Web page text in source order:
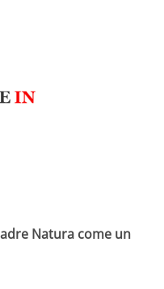
Natura come un